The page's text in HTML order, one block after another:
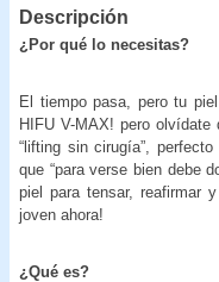
Descripción
¿Por qué lo necesitas?
El tiempo pasa, pero tu
HIFU V-MAX! pero
“lifting sin cirugía”,
que “para verse bien debe
piel para tensar, reafirmar
joven ahora!
¿Qué es?